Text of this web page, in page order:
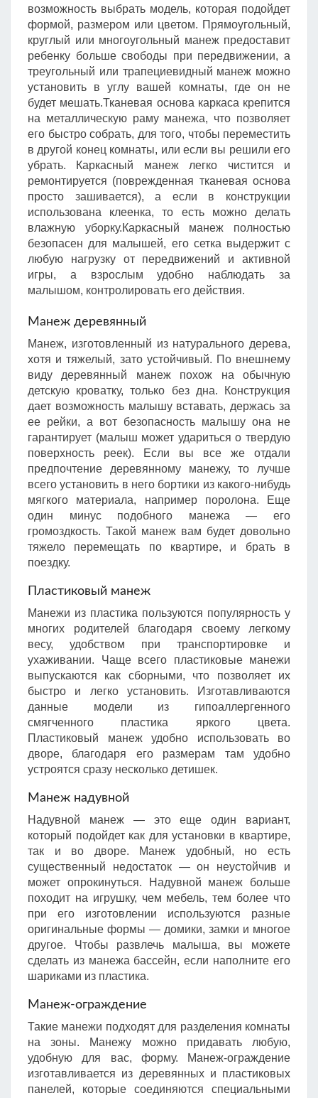
возможность выбрать модель, которая подойдет
формой, размером или цветом. Прямоугольный,
круглый или многоугольный манеж предоставит
ребенку больше свободы при передвижении, а
треугольный или трапециевидный манеж можно
установить в углу вашей комнаты, где он не
будет мешать.Тканевая основа каркаса крепится
на металлическую раму манежа, что позволяет
его быстро собрать, для того, чтобы переместить
в другой конец комнаты, или если вы решили его
убрать. Каркасный манеж легко чистится и
ремонтируется (поврежденная тканевая основа
просто зашивается), а если в конструкции
использована клеенка, то есть можно делать
влажную уборку.Каркасный манеж полностью
безопасен для малышей, его сетка выдержит с
любую нагрузку от передвижений и активной
игры, а взрослым удобно наблюдать за
малышом, контролировать его действия.
Манеж деревянный
Манеж, изготовленный из натурального дерева,
хотя и тяжелый, зато устойчивый. По внешнему
виду деревянный манеж похож на обычную
детскую кроватку, только без дна. Конструкция
дает возможность малышу вставать, держась за
ее рейки, а вот безопасность малышу она не
гарантирует (малыш может удариться о твердую
поверхность реек). Если вы все же отдали
предпочтение деревянному манежу, то лучше
всего установить в него бортики из какого-нибудь
мягкого материала, например поролона. Еще
один минус подобного манежа — его
громоздкость. Такой манеж вам будет довольно
тяжело перемещать по квартире, и брать в
поездку.
Пластиковый манеж
Манежи из пластика пользуются популярность у
многих родителей благодаря своему легкому
весу, удобством при транспортировке и
ухаживании. Чаще всего пластиковые манежи
выпускаются как сборными, что позволяет их
быстро и легко установить. Изготавливаются
данные модели из гипоаллергенного
смягченного пластика яркого цвета.
Пластиковый манеж удобно использовать во
дворе, благодаря его размерам там удобно
устроятся сразу несколько детишек.
Манеж надувной
Надувной манеж — это еще один вариант,
который подойдет как для установки в квартире,
так и во дворе. Манеж удобный, но есть
существенный недостаток — он неустойчив и
может опрокинуться. Надувной манеж больше
походит на игрушку, чем мебель, тем более что
при его изготовлении используются разные
оригинальные формы — домики, замки и многое
другое. Чтобы развлечь малыша, вы можете
сделать из манежа бассейн, если наполните его
шариками из пластика.
Манеж-ограждение
Такие манежи подходят для разделения комнаты
на зоны. Манежу можно придавать любую,
удобную для вас, форму. Манеж-ограждение
изготавливается из деревянных и пластиковых
панелей, которые соединяются специальными